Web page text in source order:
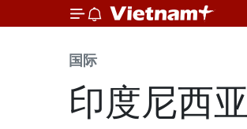
国际
印度尼西